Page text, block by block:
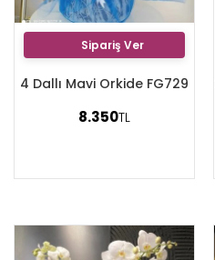
Sipariş Ver
4 Dallı Mavi Orkide FG729
8.350TL